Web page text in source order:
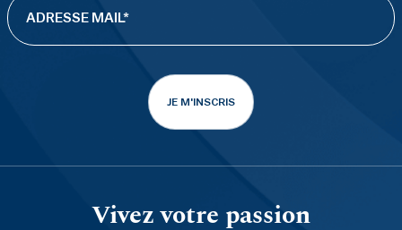
JE M'INSCRIS
Vivez votre passion